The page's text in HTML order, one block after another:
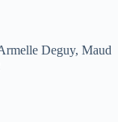
Deguy, Maud